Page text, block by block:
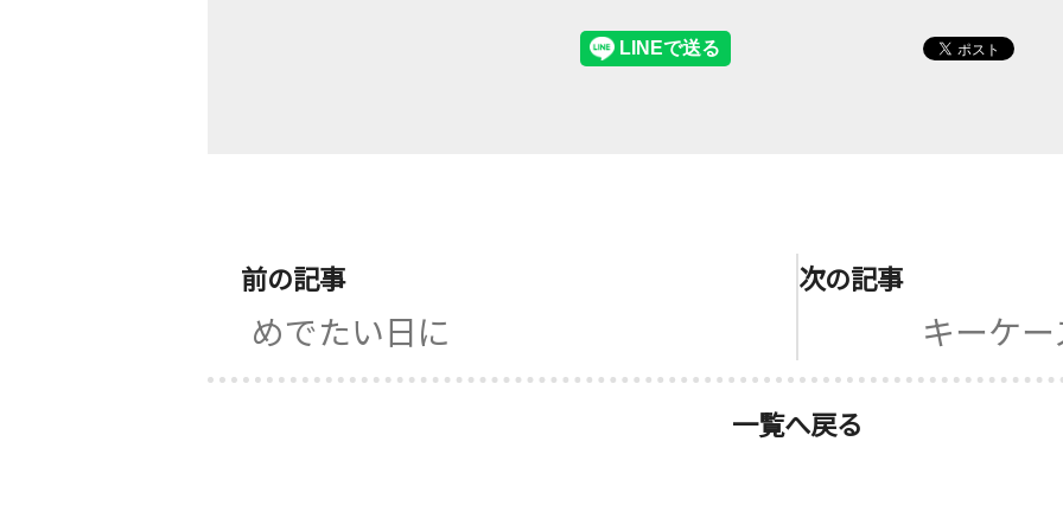
前の記事
めでたい日に
次の記事
キーケ
一覧へ戻る